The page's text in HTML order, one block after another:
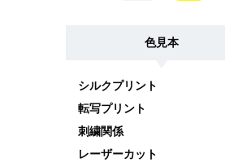
色見本
シルクプリント
転写プリント
刺繍関係
レーザーカット